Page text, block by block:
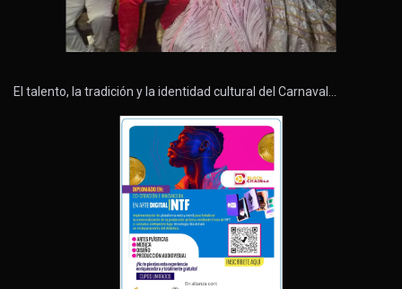
El talento, la tradición y la identidad cultural del Carnaval…